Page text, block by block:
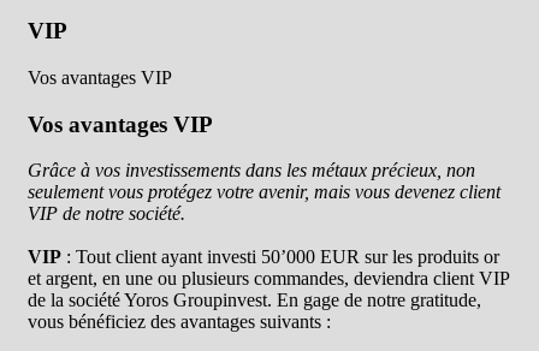
VIP
Vos avantages VIP
Vos avantages VIP
Grâce à vos investissements dans les métaux précieux, non
seulement vous protégez votre avenir, mais vous devenez client
VIP de notre société.
VIP : Tout client ayant investi 50’000 EUR sur les produits or
et argent, en une ou plusieurs commandes, deviendra client VIP
de la société Yoros Groupinvest. En gage de notre gratitude,
vous bénéficiez des avantages suivants :